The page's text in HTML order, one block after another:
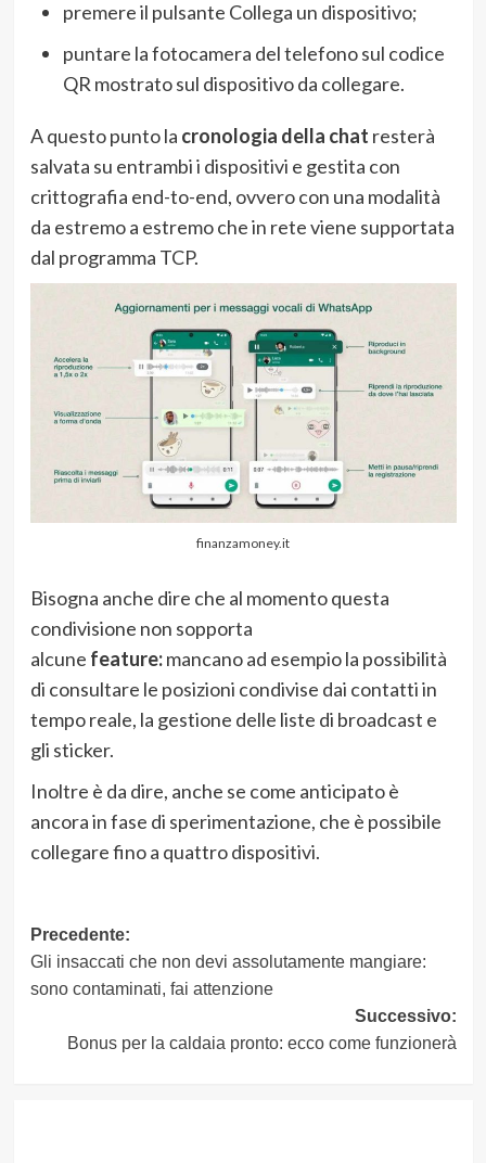
premere il pulsante Collega un dispositivo;
puntare la fotocamera del telefono sul codice
QR mostrato sul dispositivo da collegare.
A questo punto la cronologia della chat resterà
salvata su entrambi i dispositivi e gestita con
crittografia end-to-end, ovvero con una modalità
da estremo a estremo che in rete viene supportata
dal programma TCP.
finanzamoney.it
Bisogna anche dire che al momento questa
condivisione non sopporta
alcune feature:mancano ad esempio la possibilità
di consultare le posizioni condivise dai contatti in
tempo reale, la gestione delle liste di broadcast e
gli sticker.
Inoltre è da dire, anche se come anticipato è
ancora in fase di sperimentazione, che è possibile
collegare fino a quattro dispositivi.
Navigazione
articolo
Precedente:
Gli insaccati che non devi assolutamente mangiare:
sono contaminati, fai attenzione
Successivo:
Bonus per la caldaia pronto: ecco come funzionerà